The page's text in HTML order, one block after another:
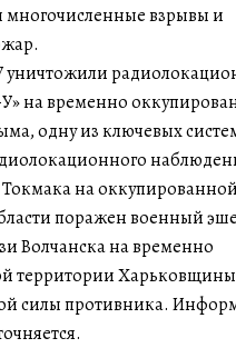
взрывы и
уничтожили
на временно
одну из ключевых
на
поражен военный
Волчанска на временно
территории
силы противника.